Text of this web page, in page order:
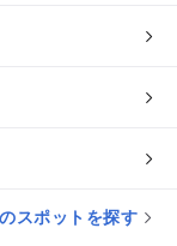
スポットを探す